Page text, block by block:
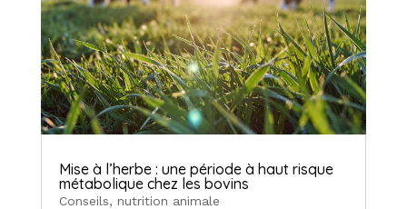
Mise à l’herbe : une période à haut risque
métabolique chez les bovins
Conseils, nutrition animale